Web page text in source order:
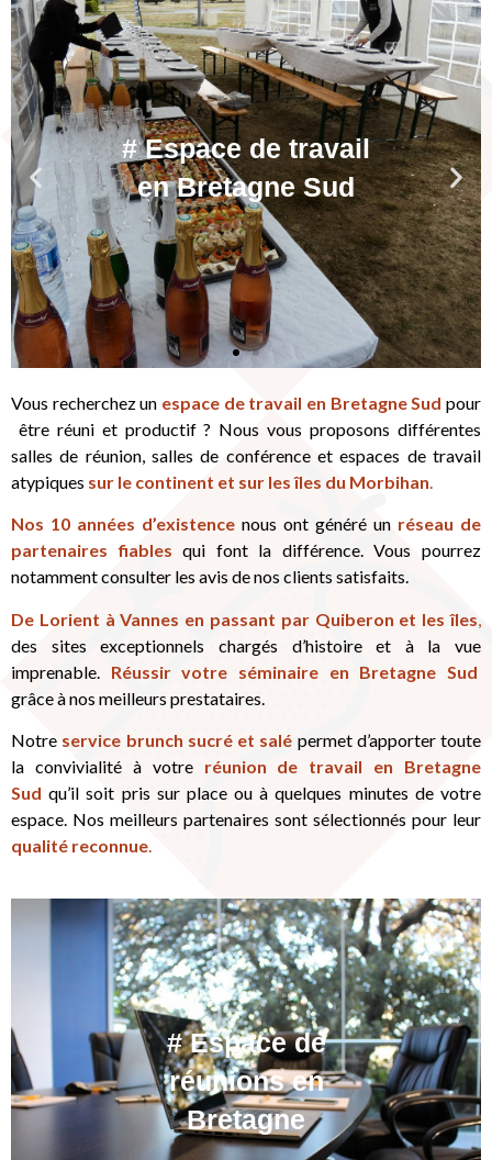
Vous recherchez un espace de travail en Bretagne Sud pour
être réuni et productif ? Nous vous proposons différentes
salles de réunion, salles de conférence et espaces de travail
atypiques sur le continent et sur les îles du Morbihan.
Nos 10 années d’existence nous ont généré un réseau de
partenaires fiables qui font la différence. Vous pourrez
notamment consulter les avis de nos clients satisfaits.
De Lorient à Vannes en passant par Quiberon et les îles
des sites exceptionnels chargés d’histoire et à la vue
imprenable. Réussir votre séminaire en Bretagne Sud
grâce à nos meilleurs prestataires.
Notre service brunch sucré et salé permet d’apporter toute
la convivialité à votre réunion de travail en Bretagne
Sud qu’il soit pris sur place ou à quelques minutes de votre
espace. Nos meilleurs partenaires sont sélectionnés pour leur
qualité reconnue.
# Espace de
réunions en
Bretagne
# Pause gourmande
# Repas vu sur mer
# Espace de
réunions en
Bretagne
# Pause gourmande
# Repas vu sur mer
# Espace de
réunions en
Bretagne
# Pause gourmande
# Repas vu sur mer